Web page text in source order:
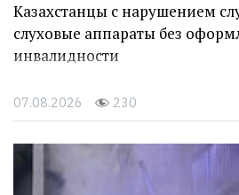
Казахстанцы с нарушением
слуховые аппараты без
инвалидности
07.08.2026 230